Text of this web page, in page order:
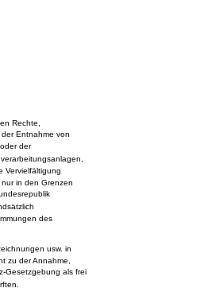
Rechte,
Entnahme von
der
Vervielfältigung
in den Grenzen
des
usw. in
zu der Annahme,
Gesetzgebung als frei